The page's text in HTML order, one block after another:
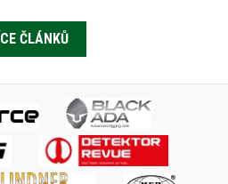
ČLÁNKŮ